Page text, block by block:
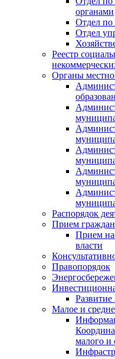
органами
Отдел по
Отдел
Реестр
Органы
Распорядок
Прием граждан
Прием
власти
Правопорядок
Малое и
малого и